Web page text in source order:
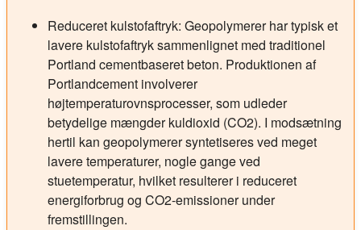
Reduceret kulstofaftryk: Geopolymerer har typisk et
lavere kulstofaftryk sammenlignet med traditionel
Portland cementbaseret beton. Produktionen af
Portlandcement involverer
højtemperaturovnsprocesser, som udleder
betydelige mængder kuldioxid (CO2). I modsætning
hertil kan geopolymerer syntetiseres ved meget
lavere temperaturer, nogle gange ved
stuetemperatur, hvilket resulterer i reduceret
energiforbrug og CO2-emissioner under
fremstillingen.